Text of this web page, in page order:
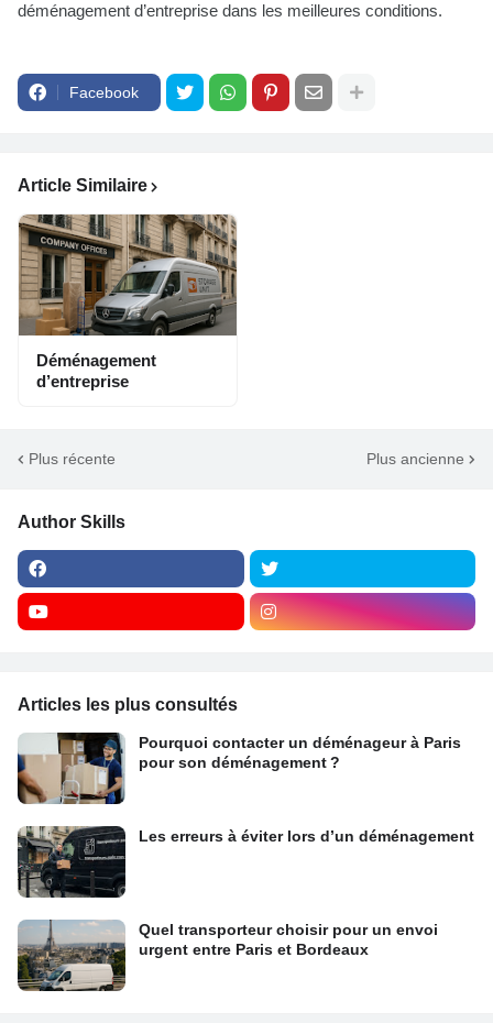
déménagement d’entreprise dans les meilleures conditions.
Facebook
Article Similaire
Déménagement
d’entreprise
Plus récente Plus ancienne
Author Skills
Articles les plus consultés
Pourquoi contacter un déménageur à Paris
pour son déménagement ?
Les erreurs à éviter lors d’un déménagement
Quel transporteur choisir pour un envoi
urgent entre Paris et Bordeaux